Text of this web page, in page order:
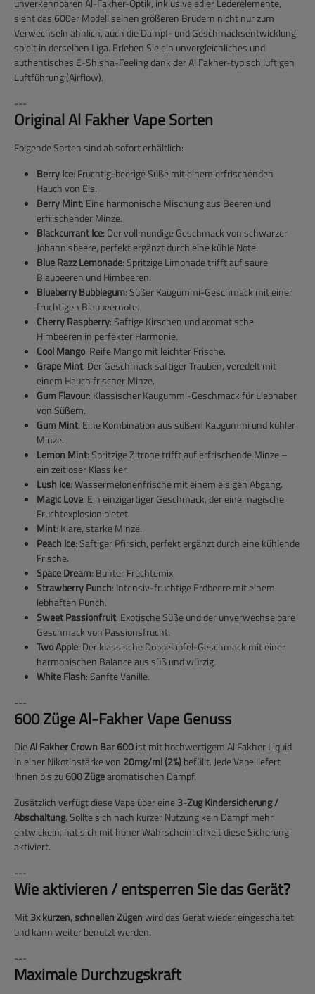
unverkennbaren Al-Fakher-Optik, inklusive edler Lederelemente,
sieht das 600er Modell seinen größeren Brüdern nicht nur zum
Verwechseln ähnlich, auch die Dampf- und Geschmacksentwicklung
spielt in derselben Liga. Erleben Sie ein unvergleichliches und
authentisches E-Shisha-Feeling dank der Al Fakher-typisch luftigen
Luftführung (Airflow).
---
Original Al Fakher Vape Sorten
Folgende Sorten sind ab sofort erhältlich:
Berry Ice: Fruchtig-beerige Süße mit einem erfrischenden
Hauch von Eis.
Berry Mint: Eine harmonische Mischung aus Beeren und
erfrischender Minze.
Blackcurrant Ice: Der vollmundige Geschmack von schwarzer
Johannisbeere, perfekt ergänzt durch eine kühle Note.
Blue Razz Lemonade: Spritzige Limonade trifft auf saure
Blaubeeren und Himbeeren.
Blueberry Bubblegum: Süßer Kaugummi-Geschmack mit einer
fruchtigen Blaubeernote.
Cherry Raspberry: Saftige Kirschen und aromatische
Himbeeren in perfekter Harmonie.
Cool Mango: Reife Mango mit leichter Frische.
Grape Mint: Der Geschmack saftiger Trauben, veredelt mit
einem Hauch frischer Minze.
Gum Flavour: Klassischer Kaugummi-Geschmack für Liebhaber
von Süßem.
Gum Mint: Eine Kombination aus süßem Kaugummi und kühler
Minze.
Lemon Mint: Spritzige Zitrone trifft auf erfrischende Minze –
ein zeitloser Klassiker.
Lush Ice: Wassermelonenfrische mit einem eisigen Abgang.
Magic Love: Ein einzigartiger Geschmack, der eine magische
Fruchtexplosion bietet.
Mint: Klare, starke Minze.
Peach Ice: Saftiger Pfirsich, perfekt ergänzt durch eine kühlende
Frische.
Space Dream: Bunter Früchtemix.
Strawberry Punch: Intensiv-fruchtige Erdbeere mit einem
lebhaften Punch.
Sweet Passionfruit: Exotische Süße und der unverwechselbare
Geschmack von Passionsfrucht.
Two Apple: Der klassische Doppelapfel-Geschmack mit einer
harmonischen Balance aus süß und würzig.
White Flash: Sanfte Vanille.
---
600 Züge Al-Fakher Vape Genuss
DieAl Fakher Crown Bar 600ist mit hochwertigem Al Fakher Liquid
in einer Nikotinstärke von 20mg/ml (2%)befüllt. Jede Vape liefert
Ihnen bis zu600 Zügearomatischen Dampf.
Zusätzlich verfügt diese Vape über eine3-Zug Kindersicherung /
Abschaltung. Sollte sich nach kurzer Nutzung kein Dampf mehr
entwickeln, hat sich mit hoher Wahrscheinlichkeit diese Sicherung
aktiviert.
---
Wie aktivieren / entsperren Sie das Gerät?
Mit3x kurzen, schnellen Zügenwird das Gerät wieder eingeschaltet
und kann weiter benutzt werden.
---
Maximale Durchzugskraft